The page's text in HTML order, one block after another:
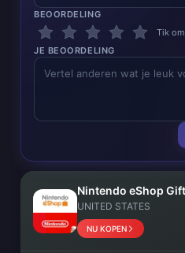
BEOORDELING
Tik
JE BEOORDELING
Nintendo eShop
UNITED STATES
NU KOPEN